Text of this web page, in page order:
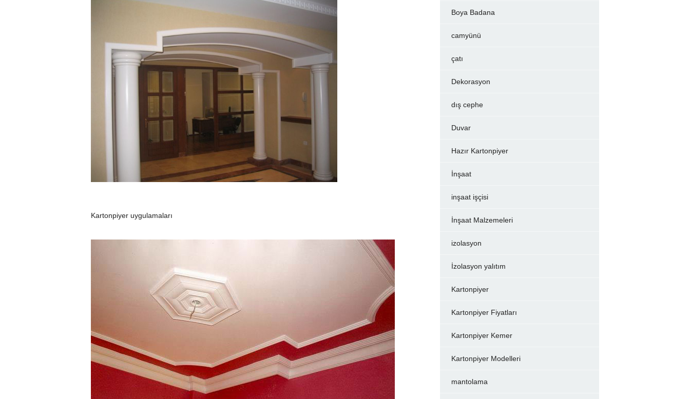
Kartonpiyer uygulamaları
Boya Badana
camyünü
çatı
Dekorasyon
dış cephe
Duvar
Hazır Kartonpiyer
İnşaat
inşaat işçisi
İnşaat Malzemeleri
izolasyon
İzolasyon yalıtım
Kartonpiyer
Kartonpiyer Fiyatları
Kartonpiyer Kemer
Kartonpiyer Modelleri
mantolama